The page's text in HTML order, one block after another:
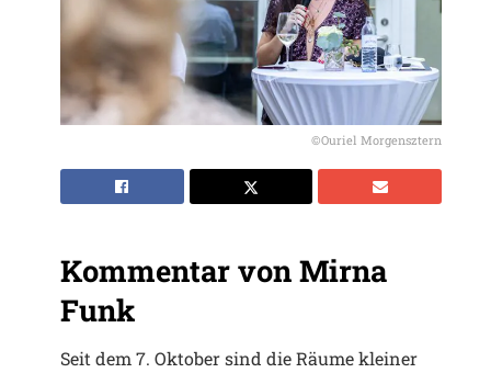
©Ouriel Morgensztern
Kommentar von Mirna
Funk
Seit dem 7. Oktober sind die Räume kleiner